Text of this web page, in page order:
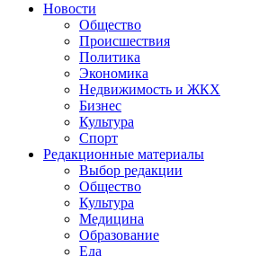
Новости
Общество
Происшествия
Политика
Экономика
Недвижимость и ЖКХ
Бизнес
Культура
Спорт
Редакционные материалы
Выбор редакции
Общество
Культура
Медицина
Образование
Еда